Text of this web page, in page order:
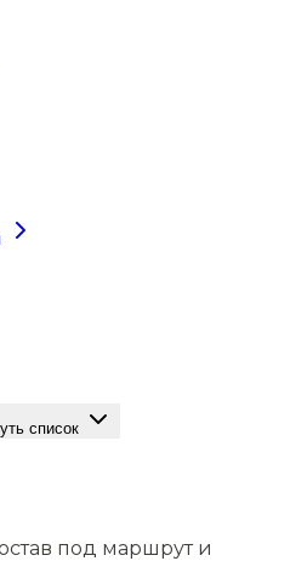
список
под маршрут и